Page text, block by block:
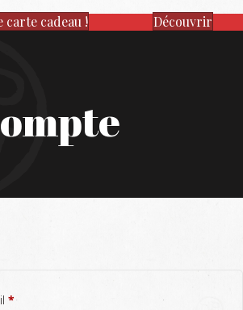
carte cadeau ! Découvrir
*Obligatoire